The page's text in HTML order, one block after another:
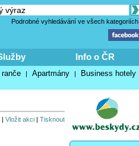
Podrobné vyhledávání ve všech kategoriích
Info o ČR
| Apartmány | Business hotely
| Vložit akci| Tisknout